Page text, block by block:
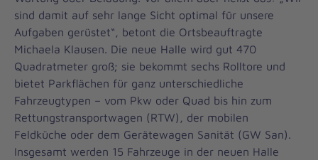
sind damit auf sehr lange Sicht optimal für unsere
Aufgaben gerüstet“, betont die Ortsbeauftragte
Michaela Klausen. Die neue Halle wird gut 470
Quadratmeter groß; sie bekommt sechs Rolltore und
bietet Parkflächen für ganz unterschiedliche
Fahrzeugtypen – vom Pkw oder Quad bis hin zum
Rettungstransportwagen (RTW), der mobilen
Feldküche oder dem Gerätewagen Sanität (GW San).
Insgesamt werden 15 Fahrzeuge in der neuen Halle